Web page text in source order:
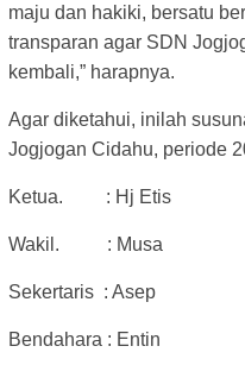
maju dan hakiki, bersatu
transparan agar SDN
kembali,” harapnya.
Agar diketahui, inilah
Jogjogan Cidahu, periode
Ketua. : Hj Etis
Wakil. : Musa
Sekertaris : Asep
Bendahara : Entin